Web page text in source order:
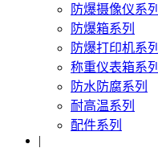
防爆摄像仪系列
防爆箱系列
防爆打印机系列
称重仪表箱系列
防水防腐系列
耐高温系列
配件系列
|